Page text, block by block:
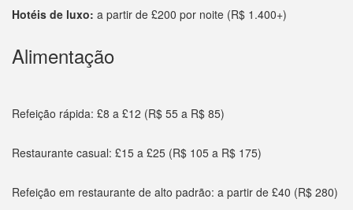
Hotéis de luxo: a partir de £200 por noite (R$ 1.400+)
Alimentação
Refeição rápida: £8 a £12 (R$ 55 a R$ 85)
Restaurante casual: £15 a £25 (R$ 105 a R$ 175)
Refeição em restaurante de alto padrão: a partir de £40 (R$ 280)